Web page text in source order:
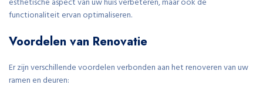
esthetische aspect van uw huis verbeteren, maar ook de
functionaliteit ervan optimaliseren.
Voordelen van Renovatie
Er zijn verschillende voordelen verbonden aan het renoveren van uw
ramen en deuren: